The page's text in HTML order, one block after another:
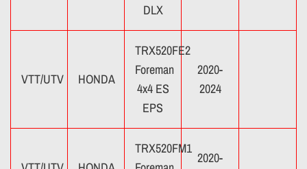
DLX
VTT/UTV HONDA
TRX520FE2
Foreman
4x4 ES
EPS
2020-
2024
TRX520FM1
2020-